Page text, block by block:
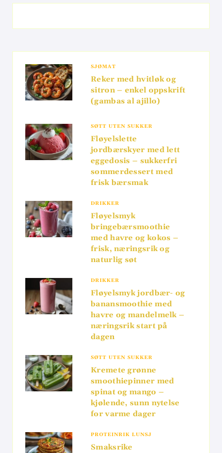
SJØMAT
Reker med hvitløk og
sitron – enkel oppskrift
(gambas al ajillo)
SØTT UTEN SUKKER
Fløyelslette
jordbærskyer med lett
eggedosis – sukkerfri
sommerdessert med
frisk bærsmak
DRIKKER
Fløyelsmyk
bringebærsmoothie
med havre og kokos –
frisk, næringsrik og
naturlig søt
DRIKKER
Fløyelsmyk jordbær- og
banansmoothie med
havre og mandelmelk –
næringsrik start på
dagen
SØTT UTEN SUKKER
Kremete grønne
smoothiepinner med
spinat og mango –
kjølende, sunn nytelse
for varme dager
PROTEINRIK LUNSJ
Smaksrike